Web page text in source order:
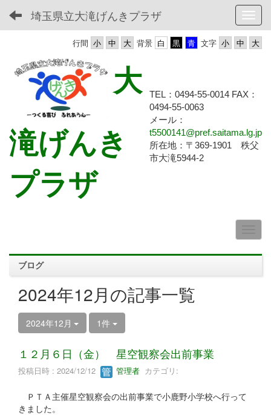
埼玉県立大滝げんきプラザ
文字
背景
行間
大
滝げんき
プラザ
TEL：0494-55-0014 FAX：
0494-55-0063
メール：
t5500141@pref.saitama.lg.jp
所在地：〒369-1901 秩父
市大滝5944-2
ブログ
2024年12月の記事一覧
2024年12月 1件
１２月６日（金） 星空観察会出前事業
投稿日時 : 2024/12/12 管理者 カテゴリ:
ＰＴＡ主催星空観察会の出前事業で小鹿野小学校へ行って
きました。